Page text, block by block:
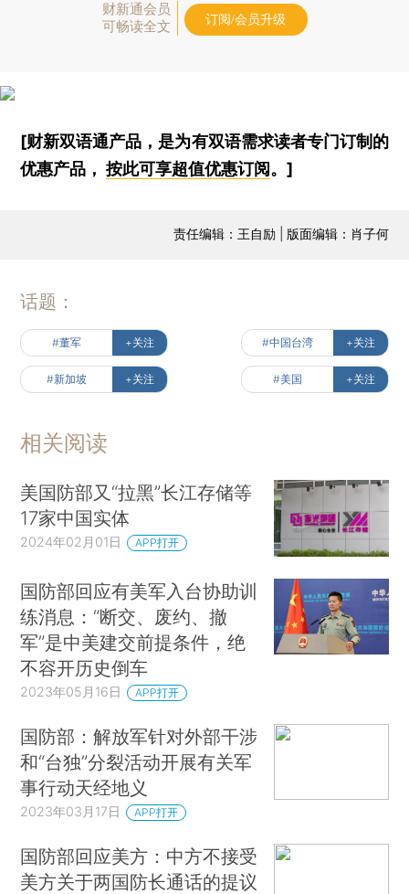
财新通会员
可畅读全文
订阅/会员升级
[财新双语通产品，是为有双语需求读者专门订制的
优惠产品，按此可享超值优惠订阅。]
责任编辑：王自励 | 版面编辑：肖子何
话题：
#董军 +关注 #中国台湾 +关注
#新加坡 +关注 #美国 +关注
相关阅读
美国防部又“拉黑”长江存储等
17家中国实体
2024年02月01日 APP打开
国防部回应有美军入台协助训
练消息：“断交、废约、撤
军”是中美建交前提条件，绝
不容开历史倒车
2023年05月16日 APP打开
国防部：解放军针对外部干涉
和“台独”分裂活动开展有关军
事行动天经地义
2023年03月17日 APP打开
国防部回应美方：中方不接受
美方关于两国防长通话的提议